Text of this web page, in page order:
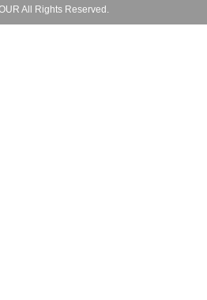
All Rights Reserved.